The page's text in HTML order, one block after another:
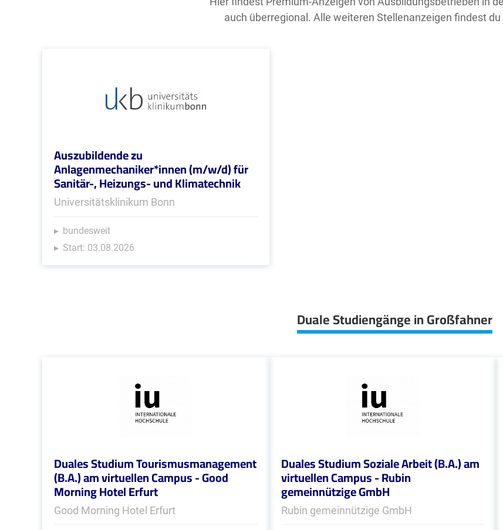
auch überregional. Alle weiteren Stellenanzeigen findest
Auszubildende zu
Anlagenmechaniker*innen (m/w/d) für
Sanitär-, Heizungs- und Klimatechnik
Universitätsklinikum Bonn
bundesweit
Start: 03.08.2026
Duale Studiengänge in Großfahner
Duales Studium Tourismusmanagement
(B.A.) am virtuellen Campus - Good
Morning Hotel Erfurt
Good Morning Hotel Erfurt
Duales Studium Soziale Arbeit (B.A.) am
virtuellen Campus - Rubin
gemeinnützige GmbH
Rubin gemeinnützige GmbH